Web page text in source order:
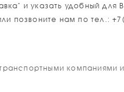
и указать удобный для
позвоните нам по тел.:
компаниями и